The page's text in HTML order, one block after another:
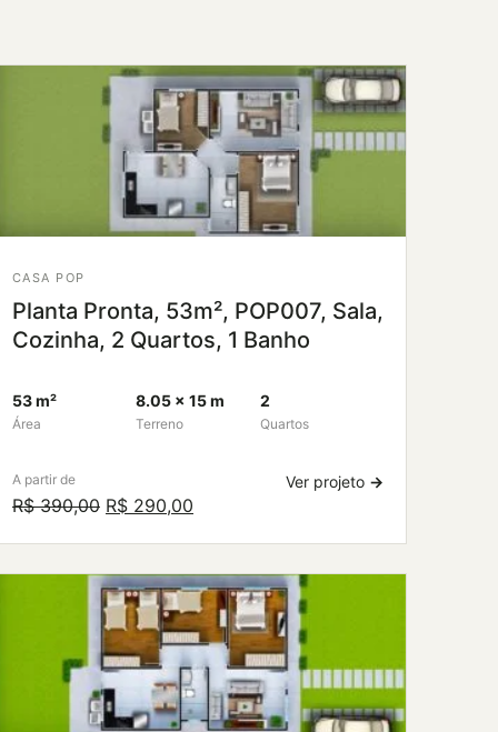
CASA POP
Planta Pronta, 53m², POP007, Sala,
Cozinha, 2 Quartos, 1 Banho
53 m²
Área
8.05 × 15 m
Terreno
2
Quartos
A partir de
R$390,00 O
era:
R$ 390,00.
R$ 290,00
é:
R$ 290,00.
Ver projeto →